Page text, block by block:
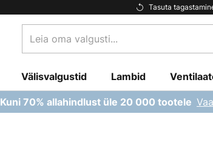
Tasuta
oma
Välisvalgustid Lambid
Kuni 70% allahindlust üle 20 000 tootele